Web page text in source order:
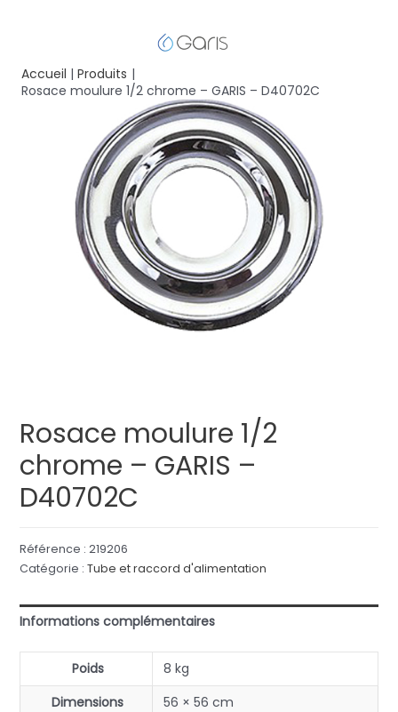
Accueil
Produits
Rosace moulure 1/2 chrome – GARIS – D40702C
Rosace moulure 1/2
chrome – GARIS –
D40702C
Référence : 219206
Catégorie : Tube et raccord d'alimentation
Informations complémentaires
Poids
8 kg
Dimensions
56 × 56 cm